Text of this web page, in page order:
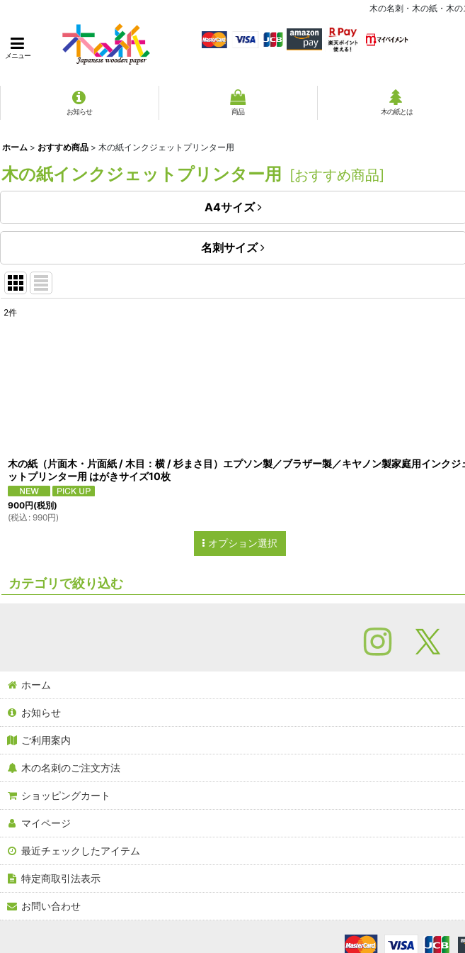
木の名刺・木の紙・木
メニュー
お知らせ 商品 木の紙とは
ホーム > おすすめ商品 > 木の紙インクジェットプリンター用
木の紙インクジェットプリンター用 [おすすめ商品]
A4サイズ
名刺サイズ
2件
木の紙（片面木・片面紙 / 木目：横 / 杉まさ目）エプソン製／ブラザー製／キヤノン製家庭用インクジ
ットプリンター用 はがきサイズ10枚
900円(税別)
(税込 : 990円)
オプション選択
カテゴリで絞り込む
Ａ６サイズ
Ａ４サイズ
ホーム
お知らせ
ご利用案内
木の名刺のご注文方法
ショッピングカート
マイページ
最近チェックしたアイテム
特定商取引法表示
お問い合わせ